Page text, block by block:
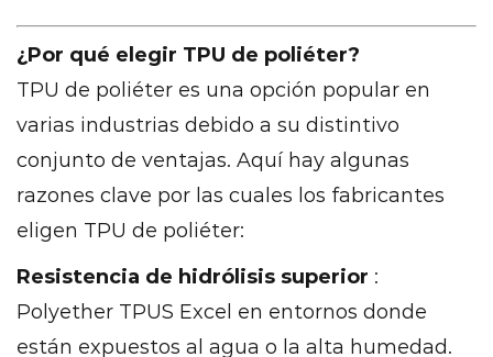
gama
de
dureza
15.5
Desgaste
y
resistencia
a
la
¿Por qué elegir TPU de poliéter?
TPU de poliéter es una opción popular en
varias industrias debido a su distintivo
conjunto de ventajas. Aquí hay algunas
razones clave por las cuales los fabricantes
eligen TPU de poliéter:
Resistencia de hidrólisis superior :
Polyether TPUS Excel en entornos donde
están expuestos al agua o la alta humedad.